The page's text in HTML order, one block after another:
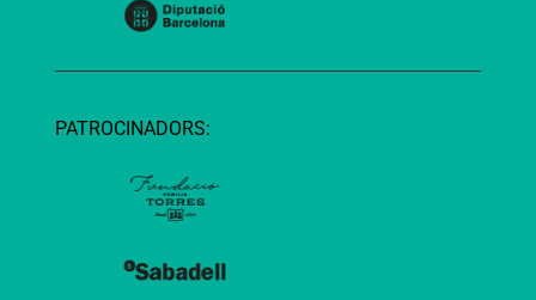
PATROCINADORS: